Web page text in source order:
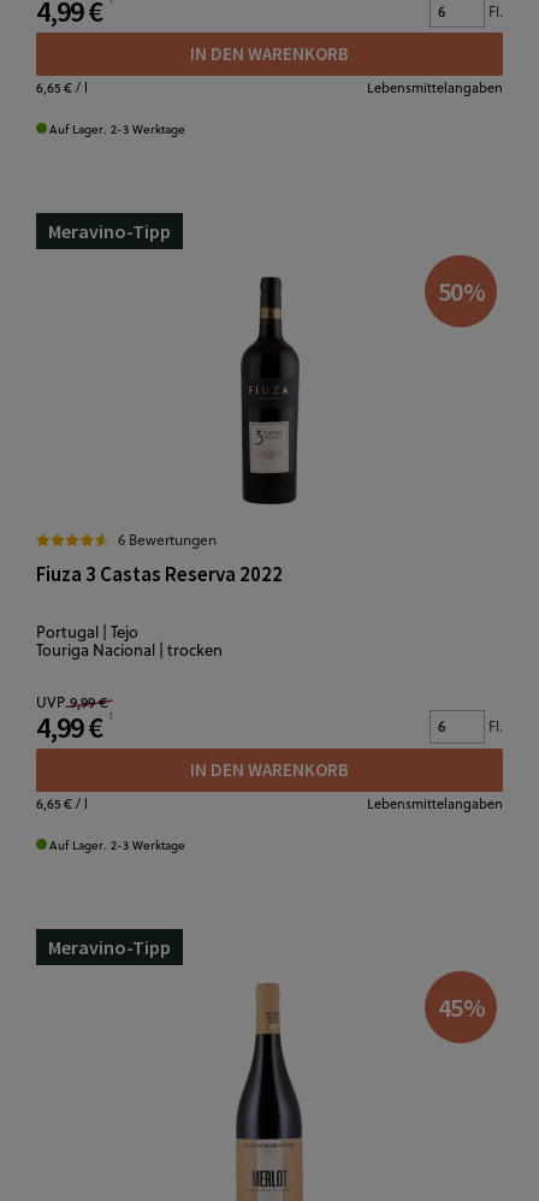
4,99 € Fl.
IN DEN WARENKORB
6,65 €/ l Lebensmittelangaben
Auf Lager. 2-3 Werktage
Meravino-Tipp
50%
6 Bewertungen
Fiuza 3 Castas Reserva 2022
Portugal | Tejo
Touriga Nacional | trocken
UVP 9,99 €
4,99 € Fl.
IN DEN WARENKORB
6,65 €/ l Lebensmittelangaben
Auf Lager. 2-3 Werktage
Meravino-Tipp
45%